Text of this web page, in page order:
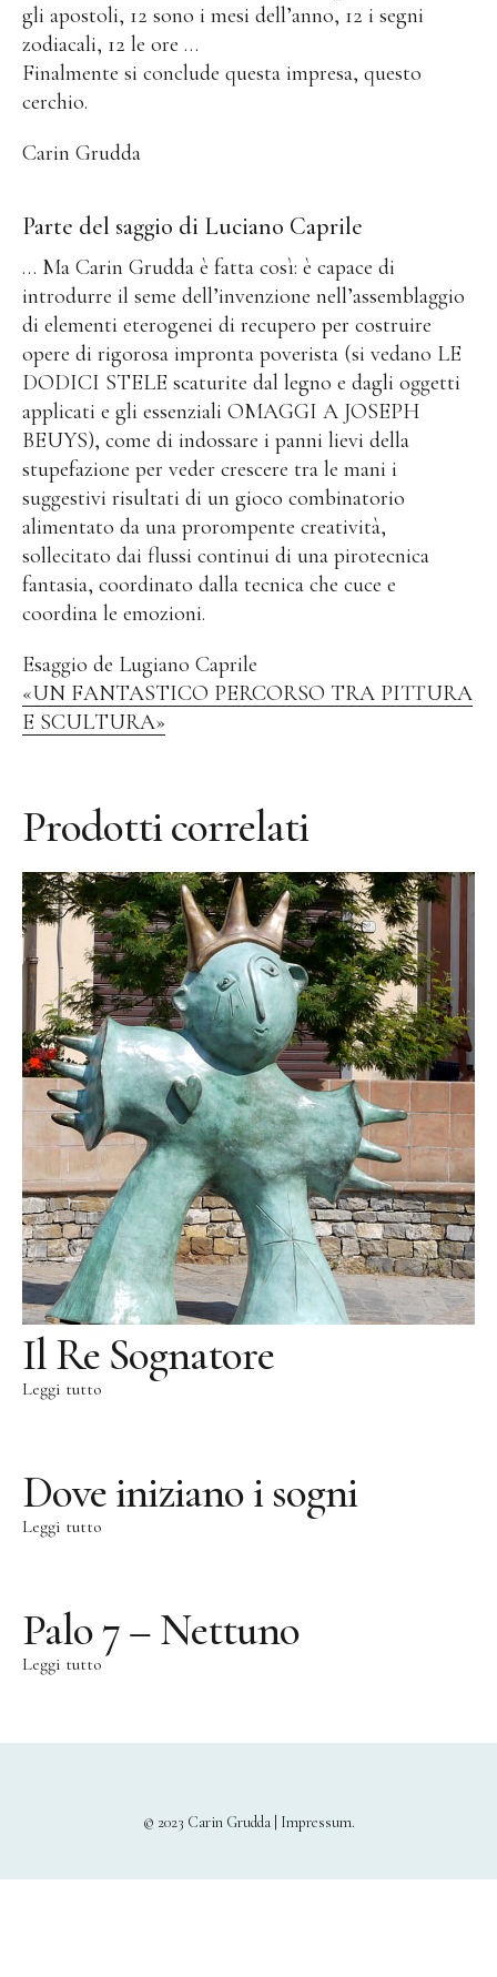
gli apostoli, 12 sono i mesi dell’anno, 12 i segni
zodiacali, 12 le ore …
Finalmente si conclude questa impresa, questo
cerchio.
Carin Grudda
Parte del saggio di Luciano Caprile
… Ma Carin Grudda è fatta così: è capace di
introdurre il seme dell’invenzione nell’assemblaggio
di elementi eterogenei di recupero per costruire
opere di rigorosa impronta poverista (si vedano LE
DODICI STELE scaturite dal legno e dagli oggetti
applicati e gli essenziali OMAGGI A JOSEPH
BEUYS), come di indossare i panni lievi della
stupefazione per veder crescere tra le mani i
suggestivi risultati di un gioco combinatorio
alimentato da una prorompente creatività,
sollecitato dai flussi continui di una pirotecnica
fantasia, coordinato dalla tecnica che cuce e
coordina le emozioni.
Esaggio de Lugiano Caprile
«UN FANTASTICO PERCORSO TRA PITTURA
E SCULTURA»
Prodotti correlati
Il Re Sognatore
Leggi tutto
Dove iniziano i sogni
Leggi tutto
Palo 7 – Nettuno
Leggi tutto
© 2023 Carin Grudda | Impressum